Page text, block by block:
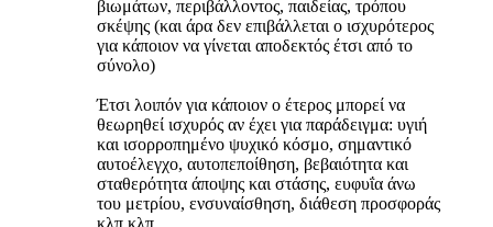
βιωμάτων, περιβάλλοντος, παιδείας, τρόπου
σκέψης (και άρα δεν επιβάλλεται ο ισχυρότερος
για κάποιον να γίνεται αποδεκτός έτσι από το
σύνολο)
Έτσι λοιπόν για κάποιον ο έτερος μπορεί να
θεωρηθεί ισχυρός αν έχει για παράδειγμα: υγιή
και ισορροπημένο ψυχικό κόσμο, σημαντικό
αυτοέλεγχο, αυτοπεποίθηση, βεβαιότητα και
σταθερότητα άποψης και στάσης, ευφυΐα άνω
του μετρίου, ενσυναίσθηση, διάθεση προσφοράς
κλπ κλπ